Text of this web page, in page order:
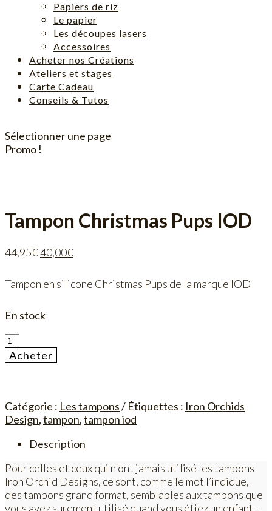
Papiers de riz
Le papier
Les découpes lasers
Accessoires
Acheter nos Créations
Ateliers et stages
Carte Cadeau
Conseils & Tutos
Sélectionner une page
Promo !
Tampon Christmas Pups IOD
44,95€Le
initial
était :
40,00€Le
actuel
est :
Tampon en silicone Christmas Pups de la marque IOD
En stock
quantité
de
Tampon
IOD
Acheter
Catégorie : Les tampons Étiquettes : Iron Orchids
Design,tampon,tampon iod
Description
Pour celles et ceux qui n'ont jamais utilisé les tampons
Iron Orchid Designs, ce sont, comme le mot l’indique,
des tampons grand format, semblables aux tampons que
vous avez surement utilisé quand vous étiez un enfant -